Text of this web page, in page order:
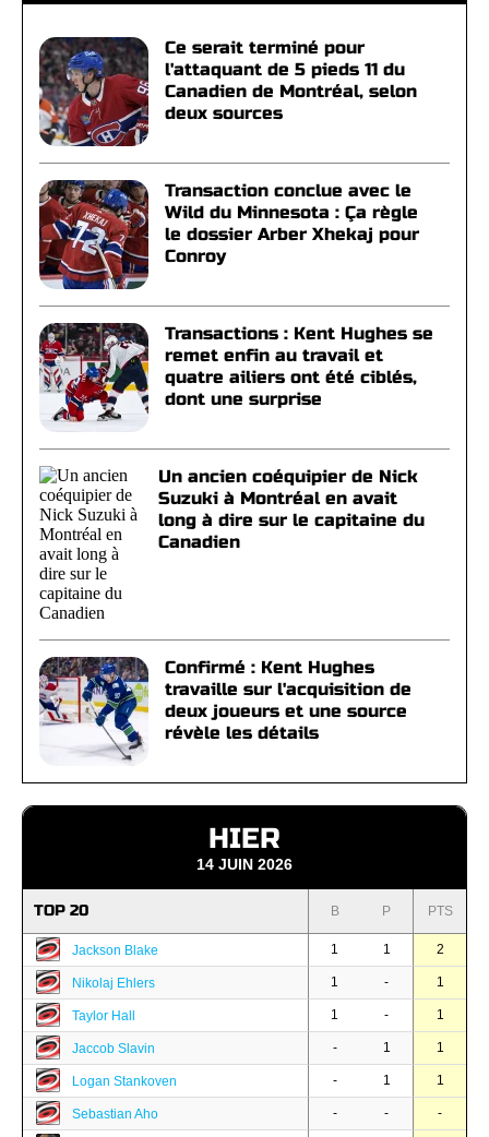
Ce serait terminé pour
l'attaquant de 5 pieds 11 du
Canadien de Montréal, selon
deux sources
Transaction conclue avec le
Wild du Minnesota : Ça règle
le dossier Arber Xhekaj pour
Conroy
Transactions : Kent Hughes se
remet enfin au travail et
quatre ailiers ont été ciblés,
dont une surprise
Un ancien coéquipier de Nick
Suzuki à Montréal en avait
long à dire sur le capitaine du
Canadien
Confirmé : Kent Hughes
travaille sur l'acquisition de
deux joueurs et une source
révèle les détails
HIER
14 JUIN 2026
TOP 20 B P PTS
Jackson Blake 1 1 2
Nikolaj Ehlers 1 - 1
Taylor Hall 1 - 1
Jaccob Slavin - 1 1
Logan Stankoven - 1 1
Sebastian Aho - - -